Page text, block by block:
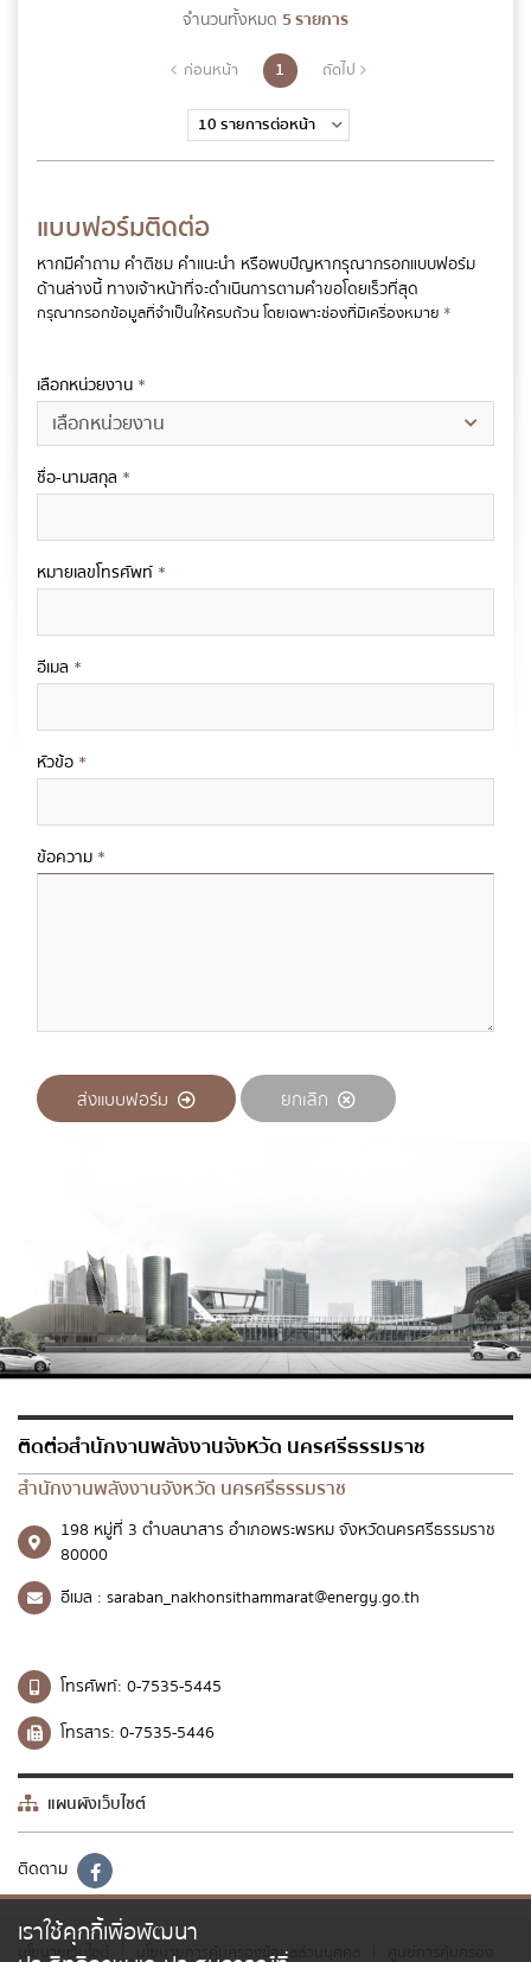
จำนวนทั้งหมด 5 รายการ
ก่อนหน้า 1 ถัดไป
แบบฟอร์มติดต่อ
หากมีคำถาม คำติชม คำแนะนำ หรือพบปัญหากรุณากรอกแบบฟอร์ม
ด้านล่างนี้ทางเจ้าหน้าที่จะดำเนินการตามคำขอโดยเร็วที่สุด
กรุณากรอกข้อมูลที่จำเป็นให้ครบถ้วน โดยเฉพาะช่องที่มีเครื่องหมาย *
เลือกหน่วยงาน *
ชื่อ-นามสกุล *
หมายเลขโทรศัพท์ *
อีเมล *
หัวข้อ *
ข้อความ *
ส่งแบบฟอร์ม ยกเลิก
เราใช้คุกกี้เพื่อพัฒนา
ติดต่อสำนักงานพลังงานจังหวัด นครศรีธรรมราช
สำนักงานพลังงานจังหวัด นครศรีธรรมราช
198 หมู่ที่ 3 ตำบลนาสาร อำเภอพระพรหม จังหวัดนครศรีธรรมราช
80000
อีเมล : saraban_nakhonsithammarat@energy.go.th
โทรศัพท์: 0-7535-5445
โทรสาร: 0-7535-5446
แผนผังเว็บไซต์
ติดตาม
นโยบายเว็บไซต์ นโยบายการคุ้มครองข้อมูลส่วนบุคคล